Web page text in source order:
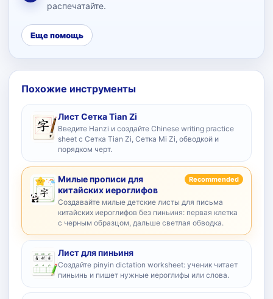
распечатайте.
Еще помощь
Похожие инструменты
Лист Сетка Tian Zi
Введите Hanzi и создайте Chinese writing practice
sheet с Сетка Tian Zi, Сетка Mi Zi, обводкой и
порядком черт.
Милые прописи для
китайских иероглифов
Recommended
Создавайте милые детские листы для письма
китайских иероглифов без пиньиня: первая клетка
с черным образцом, дальше светлая обводка.
Лист для пиньиня
Создайте pinyin dictation worksheet: ученик читает
пиньинь и пишет нужные иероглифы или слова.